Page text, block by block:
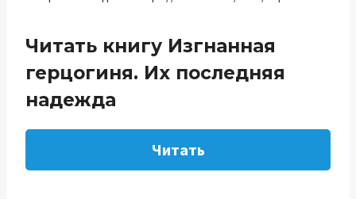
Читать книгу Изгнанная
герцогиня. Их последняя
надежда
Читать